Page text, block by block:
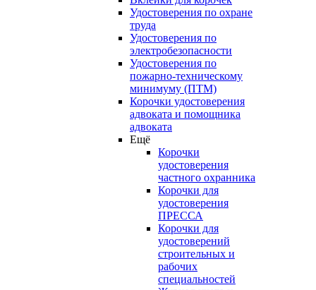
Удостоверения по охране
труда
Удостоверения по
электробезопасности
Удостоверения по
пожарно-техническому
минимуму (ПТМ)
Корочки удостоверения
адвоката и помощника
адвоката
Ещё
Корочки
удостоверения
частного охранника
Корочки для
удостоверения
ПРЕССА
Корочки для
удостоверений
строительных и
рабочих
специальностей